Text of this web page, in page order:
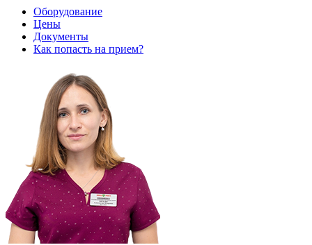
Оборудование
Цены
Документы
Как попасть на прием?